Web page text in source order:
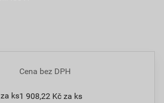
za ks
Cena bez DPH
1 908,22 Kč za ks